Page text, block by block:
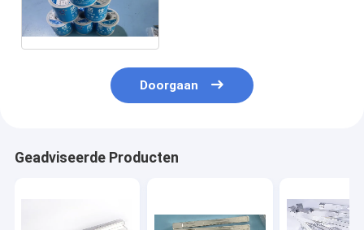
Doorgaan
Geadviseerde Producten